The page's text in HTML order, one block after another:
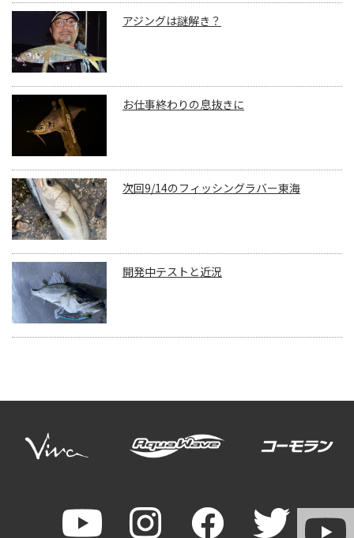
アジングは謎解き？
お仕事終わりの息抜きに
次回9/14のフィッシングラバー東海
開発中テストと近況